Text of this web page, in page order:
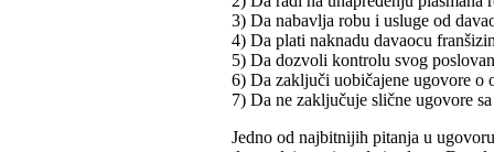
3) Da nabavlja robu i usluge od
4) Da plati naknadu davaocu
5) Da dozvoli kontrolu svog
6) Da zaključi uobičajene ugovore o
7) Da ne zaključuje slične ugovore
Jedno od najbitnijih pitanja u